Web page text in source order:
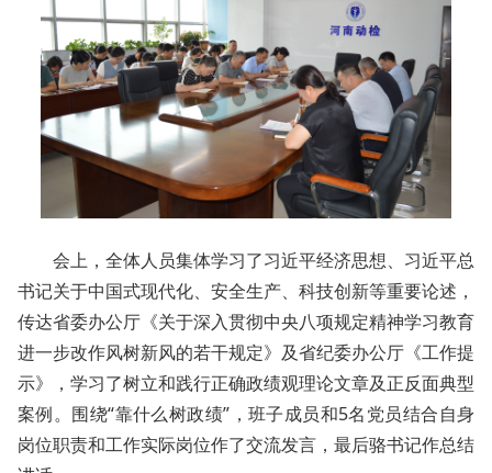
会上，全体人员集体学习了习近平经济思想、习近平总
书记关于中国式现代化、安全生产、科技创新等重要论述，
传达省委办公厅《关于深入贯彻中央八项规定精神学习教育
进一步改作风树新风的若干规定》及省纪委办公厅《工作提
示》，学习了树立和践行正确政绩观理论文章及正反面典型
案例。围绕“靠什么树政绩”，班子成员和5名党员结合自身
岗位职责和工作实际岗位作了交流发言，最后骆书记作总结